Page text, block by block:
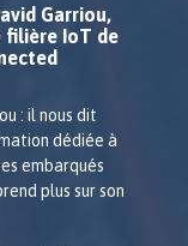
Garriou,
filière IoT de
: il nous dit
dédiée à
embarqués
plus sur son